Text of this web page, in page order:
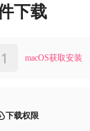
下载
macOS获取安装
1
下载权限